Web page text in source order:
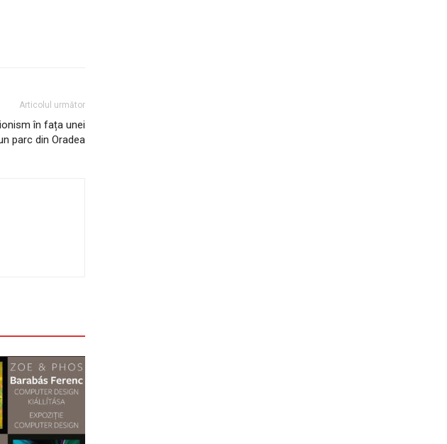
Articolul următor
în fața unei
parc din Oradea